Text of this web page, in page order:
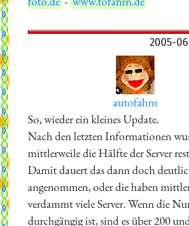
2005-
autofahrn
So, wieder ein kleines Update.
Nach den letzten Informationen
mittlerweile die Hälfte der Server
Damit dauert das dann doch
angenommen, oder die haben
verdammt viele Server. Wenn die
durchgängig ist, sind es über 200